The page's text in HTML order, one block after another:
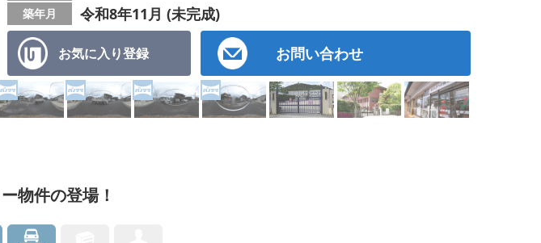
お気に入り登録 お問い合わせ
築年月 令和8年11月 (未完成)
物件の登場！